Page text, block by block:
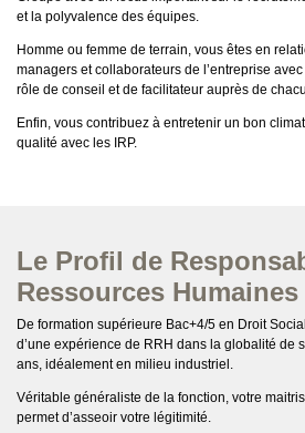
et la polyvalence des équipes.
Homme ou femme de terrain, vous êtes en
managers et collaborateurs de l’entreprise
rôle de conseil et de facilitateur auprès de
Enfin, vous contribuez à entretenir un bon
qualité avec les IRP.
Le Profil de
Ressources Humaines
De formation supérieure Bac+4/5 en Droit
d’une expérience de RRH dans la globalité de
ans, idéalement en milieu industriel.
Véritable généraliste de la fonction, votre
permet d’asseoir votre légitimité.